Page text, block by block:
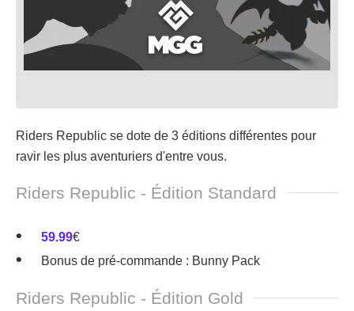
Riders Republic se dote de 3 éditions différentes pour
ravir les plus aventuriers d'entre vous.
Riders Republic - Édition Standard
59.99€
Bonus de pré-commande : Bunny Pack
Riders Republic - Édition Gold